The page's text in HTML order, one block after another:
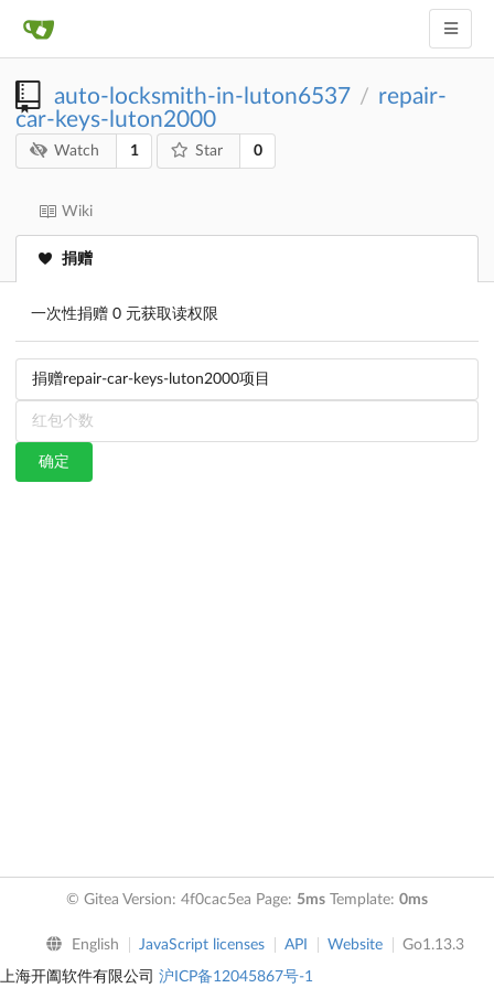
auto-locksmith-in-luton6537 / repair-
car-keys-luton2000
Watch 1 Star 0
Wiki
捐赠
一次性捐赠 0 元获取读权限
确定
© Gitea Version: 4f0cac5ea Page: 5ms Template: 0ms
English JavaScript licenses API Website Go1.13.3
上海开阖软件有限公司 沪ICP备12045867号-1